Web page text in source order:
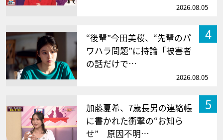
2026.08.05
4
“後輩”今田美桜、“先輩のパ
ワハラ問題”に持論「被害者
の話だけで…
2026.08.05
5
加藤夏希、7歳長男の連絡帳
に書かれた衝撃の“お知ら
せ” 原因不明…